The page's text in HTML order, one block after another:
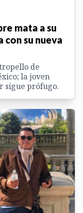
mata a su
con su nueva
de
la joven
sigue prófugo.